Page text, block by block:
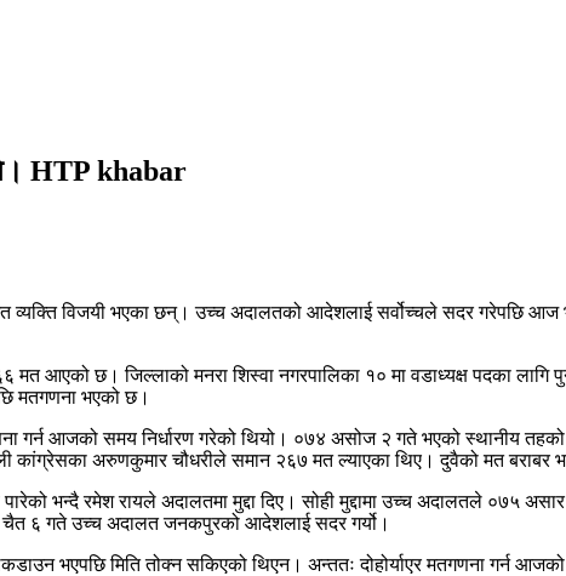
HTP khabar
व्यक्ति विजयी भएका छन्। उच्च अदालतको आदेशलाई सर्वोच्चले सदर गरेपछि आज
मत आएको छ। जिल्लाको मनरा शिस्वा नगरपालिका १० मा वडाध्यक्ष पदका लागि
मतगणना भएको छ।
गर्न आजको समय निर्धारण गरेको थियो। ०७४ असोज २ गते भएको स्थानीय तहको
कांग्रेसका अरुणकुमार चौधरीले समान २६७ मत ल्याएका थिए। दुवैको मत बराबर
भन्दै रमेश रायले अदालतमा मुद्दा दिए। सोही मुद्दामा उच्च अदालतले ०७५
चैत ६ गते उच्च अदालत जनकपुरको आदेशलाई सदर गर्यो।
भएपछि मिति तोक्न सकिएको थिएन। अन्ततः दोहोर्याएर मतगणना गर्न